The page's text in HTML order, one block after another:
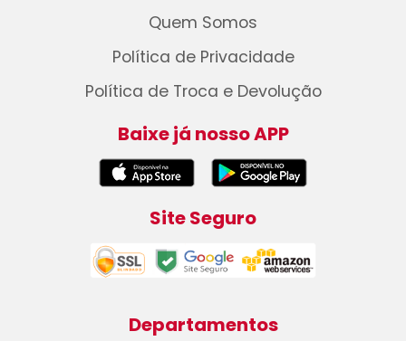
Quem Somos
Política de Privacidade
Política de Troca e Devolução
Baixe já nosso APP
Site Seguro
Departamentos